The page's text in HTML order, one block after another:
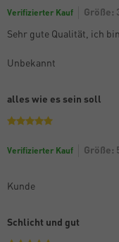
Verifizierter Kauf Größe:
Sehr gute Qualität, ich
Unbekannt
alles wie es sein soll
Verifizierter Kauf Größe:
Kunde
Schlicht und gut